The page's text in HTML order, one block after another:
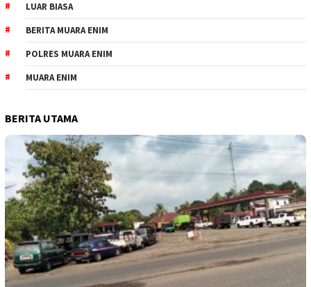
LUAR BIASA
BERITA MUARA ENIM
POLRES MUARA ENIM
MUARA ENIM
BERITA UTAMA